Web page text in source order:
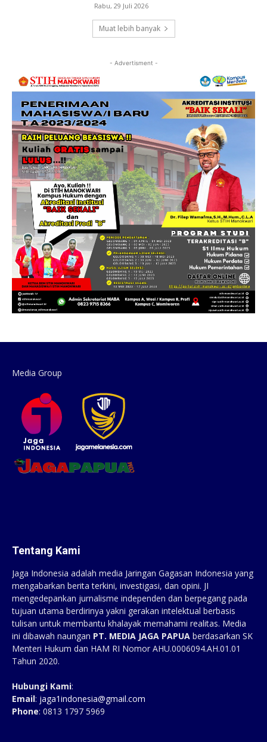
Rabu, 29 Juli 2026
Muat lebih banyak
- Advertisment -
Media Group
Tentang Kami
Jaga Indonesia adalah media Jaringan Gagasan Indonesia yang
mengabarkan berita terkini, investigasi, dan opini. JI
mengedepankan jurnalisme independen dan berpegang pada
tujuan utama berdirinya yakni gerakan intelektual berbasis
tulisan untuk membantu khalayak memahami realitas. Media
ini dibawah naungan PT. MEDIA JAGA PAPUA berdasarkan SK
Menteri Hukum dan HAM RI Nomor AHU.0006094.AH.01.01
Tahun 2020.
Hubungi Kami:
Email: jaga1indonesia@gmail.com
Phone: 0813 1797 5969